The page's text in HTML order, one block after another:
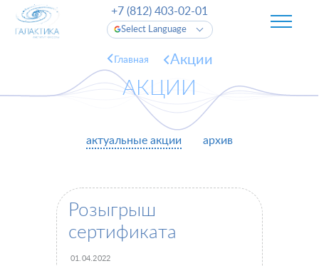
Select Language
+7 (812) 403-02-01
Главная Акции
АКЦИИ
актуальные акции архив
Розыгрыш
сертификата
01.04.2022